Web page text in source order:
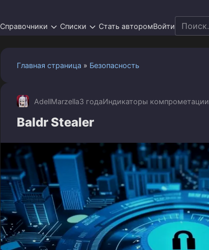
Справочники Списки Стать авторомВойти Search
for:
Главная страница » Безопасность
AdellMarzella3 годаИндикаторы компрометации
Baldr Stealer